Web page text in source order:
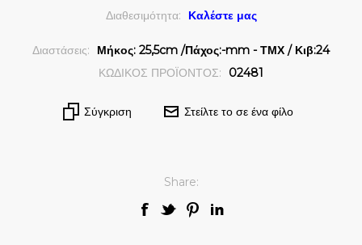
Διαθεσιμότητα: Καλέστε μας
Διαστάσεις:
Μήκος: 25,5cm /Πάχος:-mm - ΤΜΧ / Κιβ:24
ΚΩΔΙΚΟΣ ΠΡΟΪΟΝΤΟΣ:
02481
Σύγκριση Στείλτε το σε ένα φίλο
Share: